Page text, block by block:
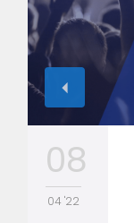
08
04 '22